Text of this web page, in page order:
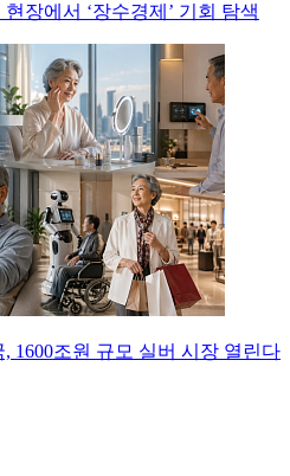
장에서 ‘장수경제’ 기회 탐색
1600조원 규모 실버 시장 열린다